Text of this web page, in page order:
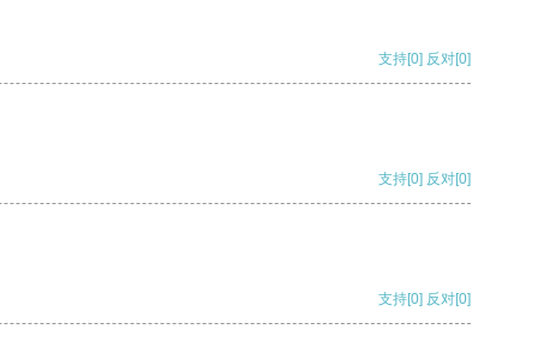
支持[0] 反对[0]
支持[0] 反对[0]
支持[0] 反对[0]